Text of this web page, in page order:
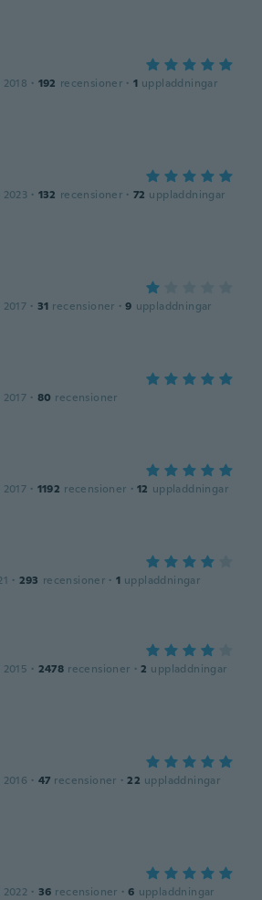
· 192 recensioner · 1 uppladdningar
· 132 recensioner · 72 uppladdningar
· 31 recensioner · 9 uppladdningar
· 80 recensioner
· 1192 recensioner · 12 uppladdningar
· 293 recensioner · 1 uppladdningar
· 2478 recensioner · 2 uppladdningar
· 47 recensioner · 22 uppladdningar
· 36 recensioner · 6 uppladdningar